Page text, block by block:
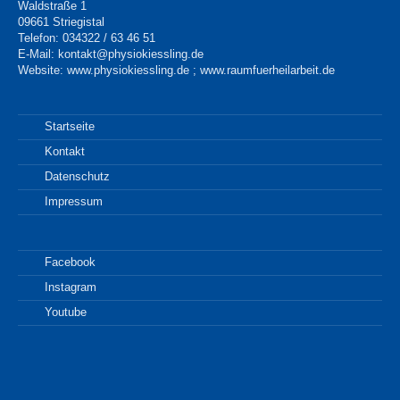
Waldstraße 1
09661 Striegistal
Telefon: 034322 / 63 46 51
E-Mail: kontakt@physiokiessling.de
Website: www.physiokiessling.de ; www.raumfuerheilarbeit.de
Startseite
Kontakt
Datenschutz
Impressum
Facebook
Instagram
Youtube